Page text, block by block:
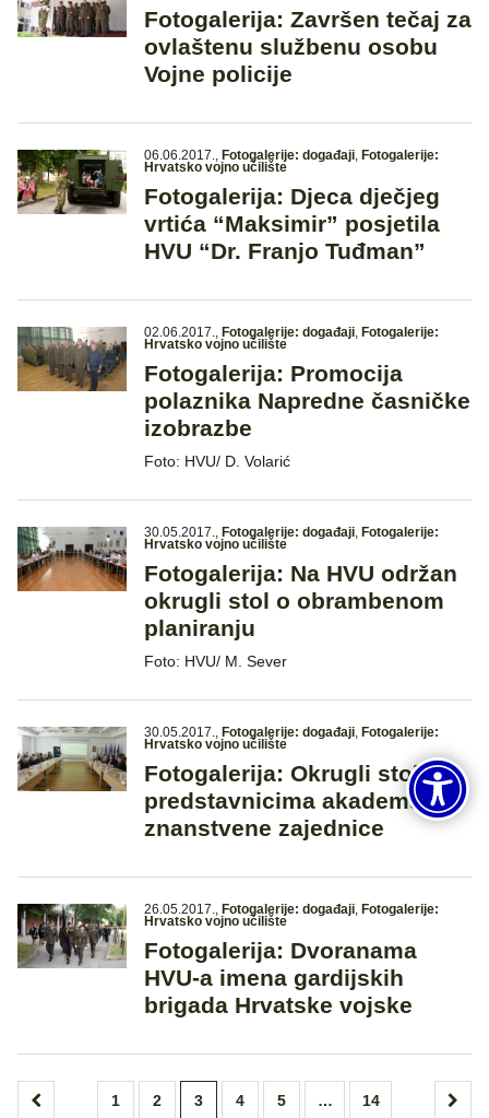
Fotogalerija: Završen tečaj za
ovlaštenu službenu osobu
Vojne policije
06.06.2017., Fotogalerije: događaji, Fotogalerije:
Hrvatsko vojno učilište
Fotogalerija: Djeca dječjeg
vrtića “Maksimir” posjetila
HVU “Dr. Franjo Tuđman”
02.06.2017., Fotogalerije: događaji, Fotogalerije:
Hrvatsko vojno učilište
Fotogalerija: Promocija
polaznika Napredne časničke
izobrazbe
Foto: HVU/ D. Volarić
30.05.2017., Fotogalerije: događaji, Fotogalerije:
Hrvatsko vojno učilište
Fotogalerija: Na HVU održan
okrugli stol o obrambenom
planiranju
Foto: HVU/ M. Sever
30.05.2017., Fotogalerije: događaji, Fotogalerije:
Hrvatsko vojno učilište
Fotogalerija: Okrugli stol s
predstavnicima akademske i
znanstvene zajednice
26.05.2017., Fotogalerije: događaji, Fotogalerije:
Hrvatsko vojno učilište
Fotogalerija: Dvoranama
HVU-a imena gardijskih
brigada Hrvatske vojske
Posts
1 2 3 4 5 … 14